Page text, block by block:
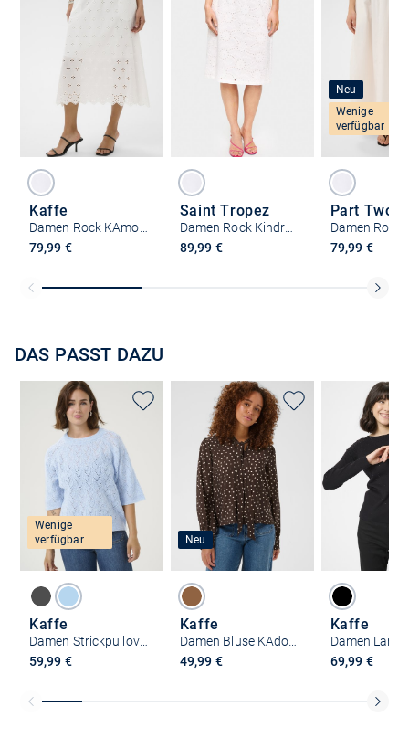
Kaffe
79,99 €
Saint Tropez
89,99 €
Neu
Wenige
verfügbar
Part Two
79,99 €
DAS PASST DAZU
Wenige
verfügbar
Kaffe
Damen Strickpullover KAtiana
59,99 €
Neu
Kaffe
Damen Bluse KAdotte
49,99 €
Kaffe
69,99 €